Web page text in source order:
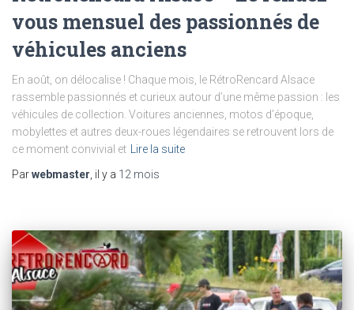
vous mensuel des passionnés de
véhicules anciens
En août, on délocalise ! Chaque mois, le RétroRencard Alsace
rassemble passionnés et curieux autour d’une même passion : les
véhicules de collection. Voitures anciennes, motos d’époque,
mobylettes et autres deux-roues légendaires se retrouvent lors de
ce moment convivial et Lire la suite
Parwebmaster, il y a 12 mois